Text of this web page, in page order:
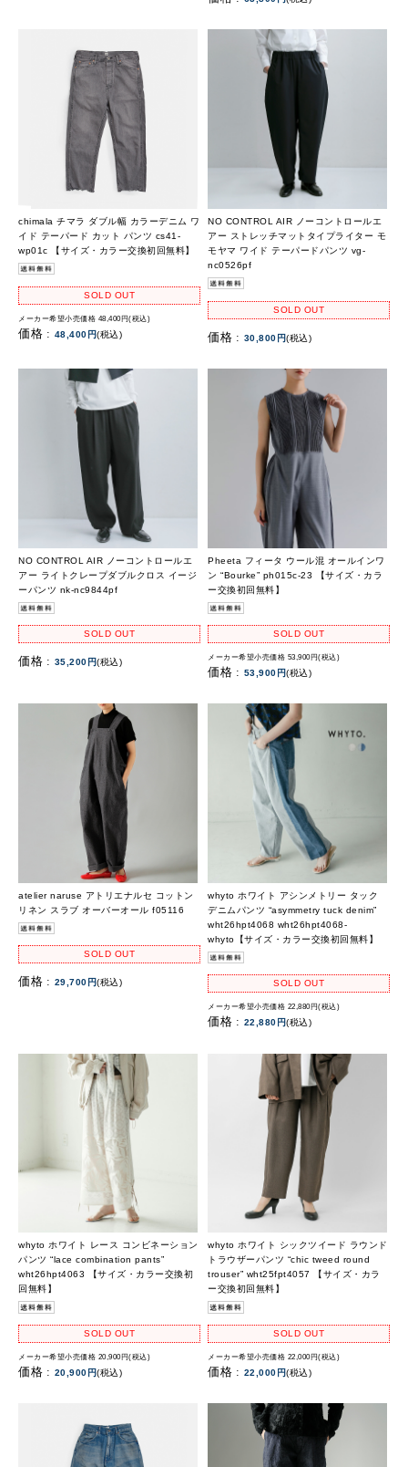
chimala チマラ ダブル幅 カラーデニム ワ
イド テーパード カット パンツ cs41-
wp01c 【サイズ・カラー交換初回無料】
SOLD OUT
メーカー希望小売価格 48,400円(税込)
価格 : 48,400円(税込)
NO CONTROL AIR ノーコントロールエ
アー ストレッチマットタイプライター モ
モヤマ ワイド テーパードパンツ vg-
nc0526pf
SOLD OUT
価格 : 30,800円(税込)
NO CONTROL AIR ノーコントロールエ
アー ライトクレープダブルクロス イージ
ーパンツ nk-nc9844pf
SOLD OUT
価格 : 35,200円(税込)
Pheeta フィータ ウール混 オールインワ
ン “Bourke” ph015c-23 【サイズ・カラ
ー交換初回無料】
SOLD OUT
メーカー希望小売価格 53,900円(税込)
価格 : 53,900円(税込)
atelier naruse アトリエナルセ コットン
リネン スラブ オーバーオール f05116
SOLD OUT
価格 : 29,700円(税込)
whyto ホワイト アシンメトリー タック
デニムパンツ “asymmetry tuck denim”
wht26hpt4068 wht26hpt4068-
whyto【サイズ・カラー交換初回無料】
SOLD OUT
メーカー希望小売価格 22,880円(税込)
価格 : 22,880円(税込)
whyto ホワイト レース コンビネーション
パンツ “lace combination pants”
wht26hpt4063 【サイズ・カラー交換初
回無料】
SOLD OUT
メーカー希望小売価格 20,900円(税込)
価格 : 20,900円(税込)
whyto ホワイト シックツイード ラウンド
トラウザーパンツ “chic tweed round
trouser” wht25fpt4057 【サイズ・カラ
ー交換初回無料】
SOLD OUT
メーカー希望小売価格 22,000円(税込)
価格 : 22,000円(税込)